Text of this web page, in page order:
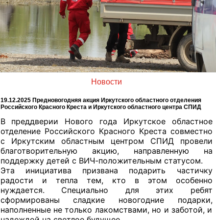
Новости
19.12.2025 Предновогодняя акция Иркутского областного отделения
Российского Красного Креста и Иркутского областного центра СПИД
В преддверии Нового года Иркутское областное
отделение Российского Красного Креста совместно
с Иркутским областным центром СПИДпровели
благотворительную акцию, направленную на
поддержку детей с ВИЧ-положительным статусом.
Эта инициатива призвана подарить частичку
радости и тепла тем, кто в этом особенно
нуждается. Специально для этих ребят
сформированы сладкие новогодние подарки,
наполненные не только лакомствами, но и заботой, и